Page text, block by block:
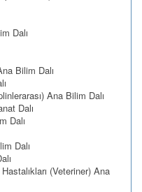
Dalı
Bilim Dalı
Ana Bilim Dalı
Dalı
Dalı
Dalı
(Veteriner) Ana